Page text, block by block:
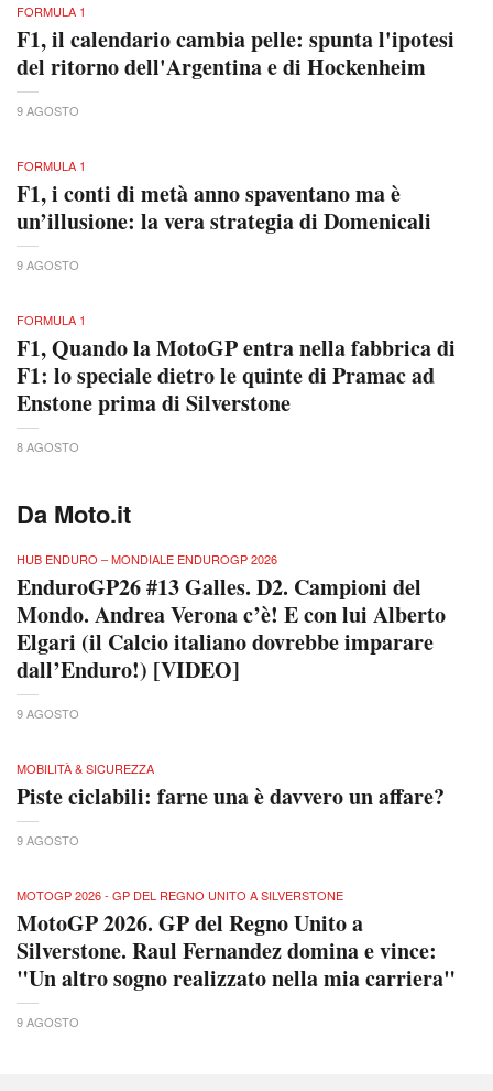
FORMULA 1
F1, il calendario cambia pelle: spunta l'ipotesi
del ritorno dell'Argentina e di Hockenheim
9 AGOSTO
FORMULA 1
F1, i conti di metà anno spaventano ma è
un’illusione: la vera strategia di Domenicali
9 AGOSTO
FORMULA 1
F1, Quando la MotoGP entra nella fabbrica di
F1: lo speciale dietro le quinte di Pramac ad
Enstone prima di Silverstone
8 AGOSTO
Da Moto.it
HUB ENDURO – MONDIALE ENDUROGP 2026
EnduroGP26 #13 Galles. D2. Campioni del
Mondo. Andrea Verona c’è! E con lui Alberto
Elgari (il Calcio italiano dovrebbe imparare
dall’Enduro!) [VIDEO]
9 AGOSTO
MOBILITÀ & SICUREZZA
Piste ciclabili: farne una è davvero un affare?
9 AGOSTO
MOTOGP 2026 - GP DEL REGNO UNITO A SILVERSTONE
MotoGP 2026. GP del Regno Unito a
Silverstone. Raul Fernandez domina e vince:
"Un altro sogno realizzato nella mia carriera"
9 AGOSTO